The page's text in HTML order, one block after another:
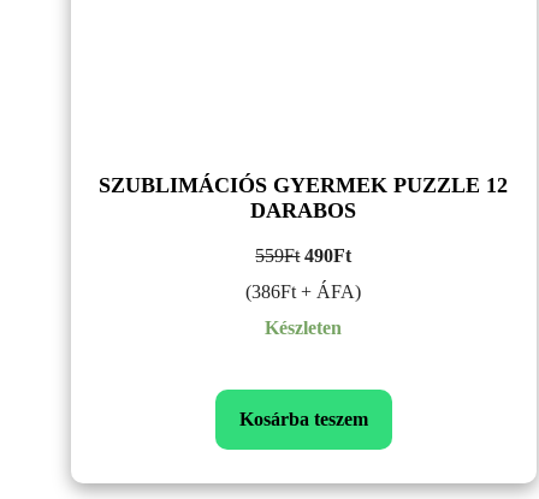
SZUBLIMÁCIÓS GYERMEK PUZZLE 12
DARABOS
559Ft Original
price
was:
490FtCurrent
price
(386Ft + ÁFA)
Készleten
Kosárba teszem